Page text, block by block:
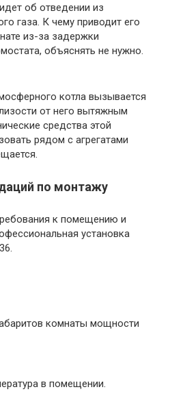
об отведении из
газа. К чему приводит его
из-за задержки
объяснять не нужно.
котла вызывается
от него вытяжным
средства этой
рядом с агрегатами
по монтажу
к помещению и
установка
комнаты мощности
в помещении.